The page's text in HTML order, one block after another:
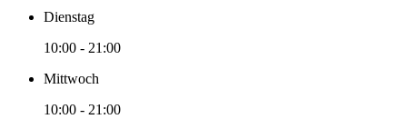
Dienstag
10:00 - 21:00
Mittwoch
10:00 - 21:00